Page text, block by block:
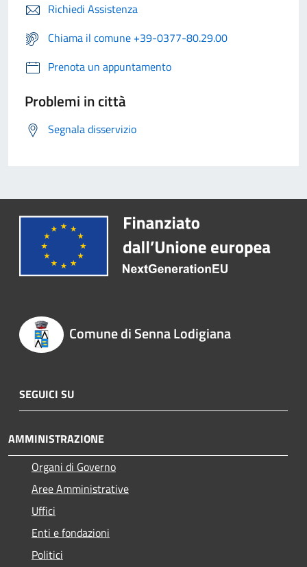
Richiedi Assistenza
Chiama il comune +39-0377-80.29.00
Prenota un appuntamento
Problemi in città
Segnala disservizio
Comune di Senna Lodigiana
SEGUICI SU
AMMINISTRAZIONE
Organi di Governo
Aree Amministrative
Uffici
Enti e fondazioni
Politici